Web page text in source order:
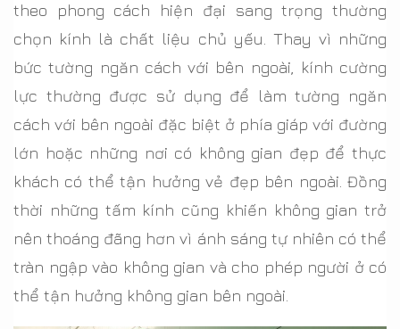
theo phong cách hiện đại sang trọng thường
chọn kính là chất liệu chủ yếu. Thay vì những
bức tường ngăn cách với bên ngoài, kính cường
lực thường được sử dụng để làm tường ngăn
cách với bên ngoài đặc biệt ở phía giáp với đường
lớn hoặc những nơi có không gian đẹp để thực
khách có thể tận hưởng vẻ đẹp bên ngoài. Đồng
thời những tấm kính cũng khiến không gian trở
nên thoáng đãng hơn vì ánh sáng tự nhiên có thể
tràn ngập vào không gian và cho phép người ở có
thể tận hưởng không gian bên ngoài.